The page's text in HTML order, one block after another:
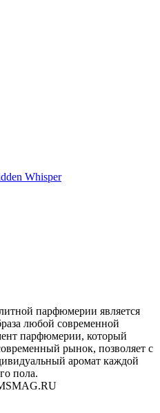
Whisper
парфюмерии является
любой современной
парфюмерии, который
рынок, позволяет с
аромат каждой
пола.